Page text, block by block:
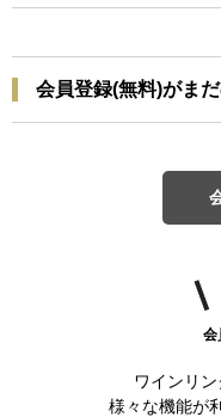
会員登録(無料)がま
会
ワインリ
様々な機能が